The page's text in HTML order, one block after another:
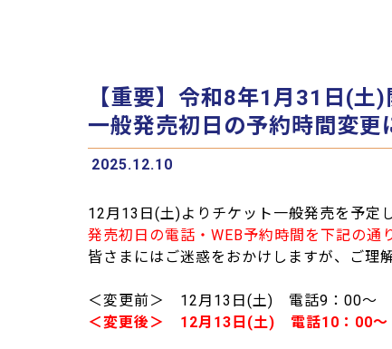
【重要】令和8年1月31日(
一般発売初日の予約時間変更
2025.12.10
12月13日(土)よりチケット一般発売を予定
発売初日の電話・WEB予約時間を下記の通
皆さまにはご迷惑をおかけしますが、ご理
＜変更前＞ 12月13日(土) 電話9：00～
＜変更後＞ 12月13日(土) 電話10：00